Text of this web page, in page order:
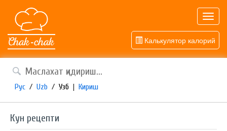
Калькулятор калорий
Рус / Uzb / Узб | Кириш
Кун рецепти